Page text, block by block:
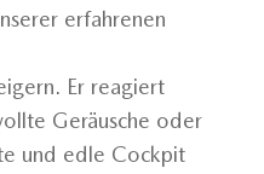
erfahrenen
Er reagiert
Geräusche oder
und edle Cockpit